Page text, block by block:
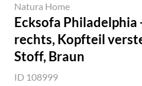
Natura Home
Ecksofa Philadelphia
rechts, Kopfteil
Stoff, Braun
ID 108999